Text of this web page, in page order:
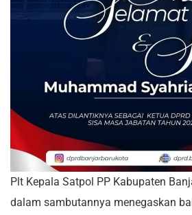
Plt Kepala Satpol PP Kabupaten
dalam sambutannya menegaskan